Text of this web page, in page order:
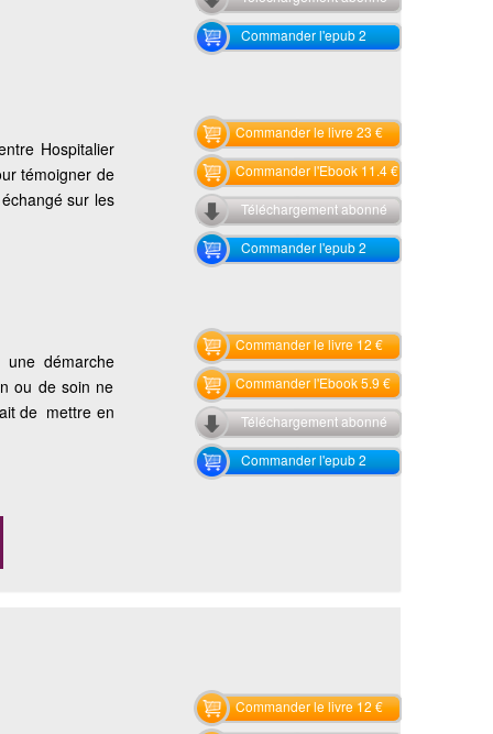
Commander l'epub 2
Hospitalier
témoigner de
sur les
Commander le livre 23 €
Commander l'Ebook 11.4 €
Téléchargement abonné
Commander l'epub 2
une démarche
ou de soin ne
de mettre en
Commander le livre 12 €
Commander l'Ebook 5.9 €
Téléchargement abonné
Commander l'epub 2
Commander le livre 12 €